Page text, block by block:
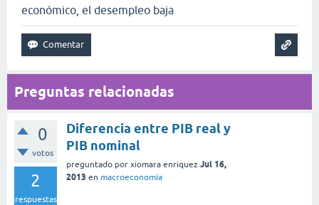
económico, el desempleo baja
Preguntas relacionadas
0
votos
2
respuestas
Diferencia entre PIB real y
PIB nominal
preguntado por xiomara enriquez Jul 16,
2013 en macroeconomía